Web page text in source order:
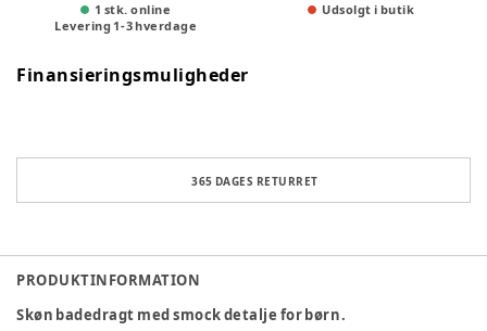
1 stk. online
Levering 1-3hverdage
Udsolgt i butik
Finansieringsmuligheder
365 DAGES RETURRET
PRODUKTINFORMATION
Skøn badedragt med smock detalje for børn.